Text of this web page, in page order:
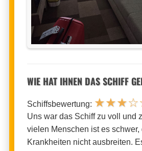
WIE HAT IHNEN DAS SCHIFF
Schiffsbewertung: ★★★☆
Uns war das Schiff zu voll und
vielen Menschen ist es schwer,
Krankheiten nicht ausbreiten.